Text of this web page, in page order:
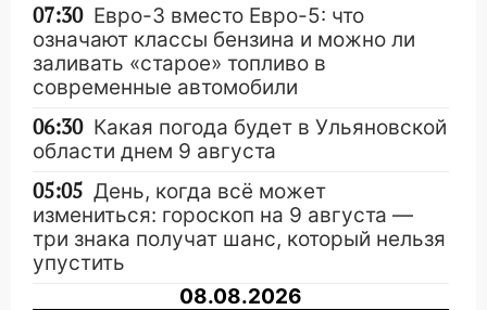
07:30 Евро-3 вместо Евро-5: что
означают классы бензина и можно ли
заливать «старое» топливо в
современные автомобили
06:30 Какая погода будет в Ульяновской
области днем 9 августа
05:05 День, когда всё может
измениться: гороскоп на 9 августа —
три знака получат шанс, который нельзя
упустить
08.08.2026